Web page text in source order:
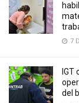
7
IGT
del